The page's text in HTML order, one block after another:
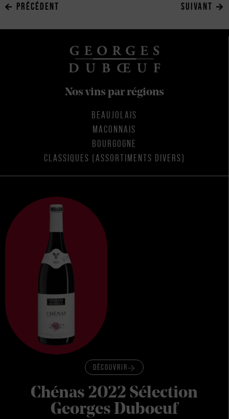
PRÉCÉDENT SUIVANT
Nos vins par régions
BEAUJOLAIS
MACONNAIS
BOURGOGNE
CLASSIQUES (ASSORTIMENTS DIVERS)
DÉCOUVRIR
Chénas 2022 Sélection
Georges Duboeuf